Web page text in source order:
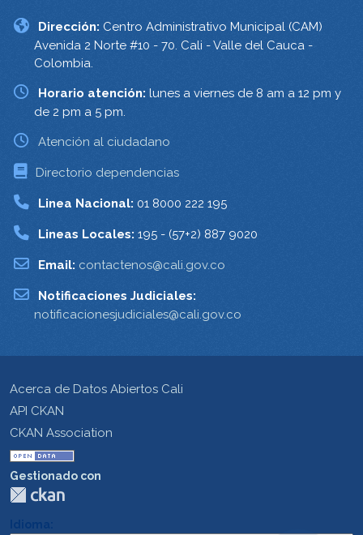
Dirección: Centro Administrativo Municipal (CAM)
Avenida 2 Norte #10 - 70. Cali - Valle del Cauca -
Colombia.
Horario atención: lunes a viernes de 8 am a 12 pm y
de 2 pm a 5 pm.
Atención al ciudadano
Directorio dependencias
Linea Nacional: 01 8000 222 195
Lineas Locales: 195 - (57+2) 887 9020
Email: contactenos@cali.gov.co
Notificaciones Judiciales:
notificacionesjudiciales@cali.gov.co
Acerca de Datos Abiertos Cali
API CKAN
CKAN Association
Gestionado con